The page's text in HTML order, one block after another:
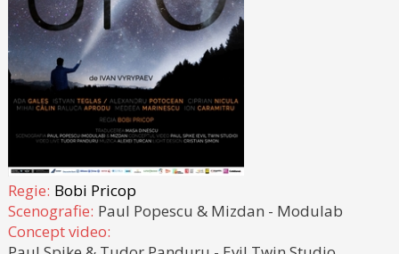
Regie: Bobi Pricop
Scenografie: Paul Popescu & Mizdan - Modulab
Concept video: